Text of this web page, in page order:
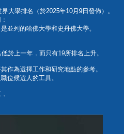
大學排名（於2025年10月9日發佈）。
並列的哈佛大學和史丹佛大學。
於上一年，而只有19所排名上升。
作為選擇工作和研究地點的參考。
位候選人的工具。